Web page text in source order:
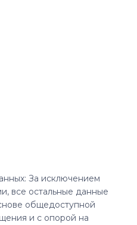
За исключением
все остальные данные
общедоступной
и с опорой на